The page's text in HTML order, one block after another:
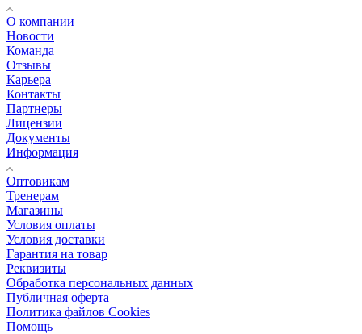
О компании
Новости
Команда
Отзывы
Карьера
Контакты
Партнеры
Лицензии
Документы
Информация
Оптовикам
Тренерам
Магазины
Условия оплаты
Условия доставки
Гарантия на товар
Реквизиты
Обработка персональных данных
Публичная оферта
Политика файлов Cookies
Помощь